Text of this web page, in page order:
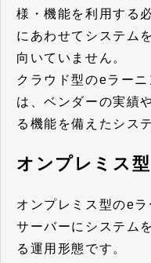
様・機能を利用する
にあわせてシステム
向いていません。
クラウド型のeラー
は、ベンダーの実績
る機能を備えたシス
オンプレミス型
オンプレミス型のe
サーバーにシステム
る運用形態です。